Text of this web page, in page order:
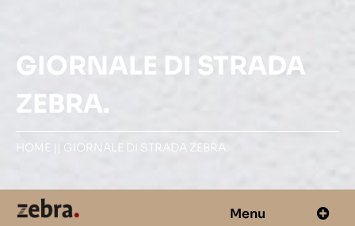
GIORNALE DI STRADA
ZEBRA.
HOME GIORNALE DI STRADA ZEBRA.
Menu